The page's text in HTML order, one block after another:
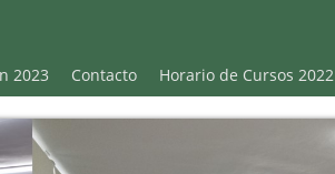
2023 Contacto Horario de Cursos 2022